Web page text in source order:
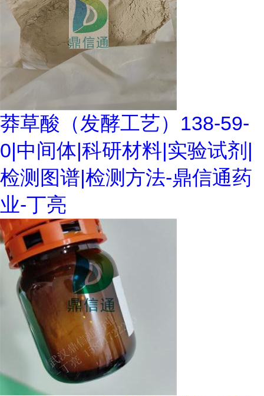
莽草酸（发酵工艺）138-59-
0|中间体|科研材料|实验试剂|
检测图谱|检测方法-鼎信通药
业-丁亮